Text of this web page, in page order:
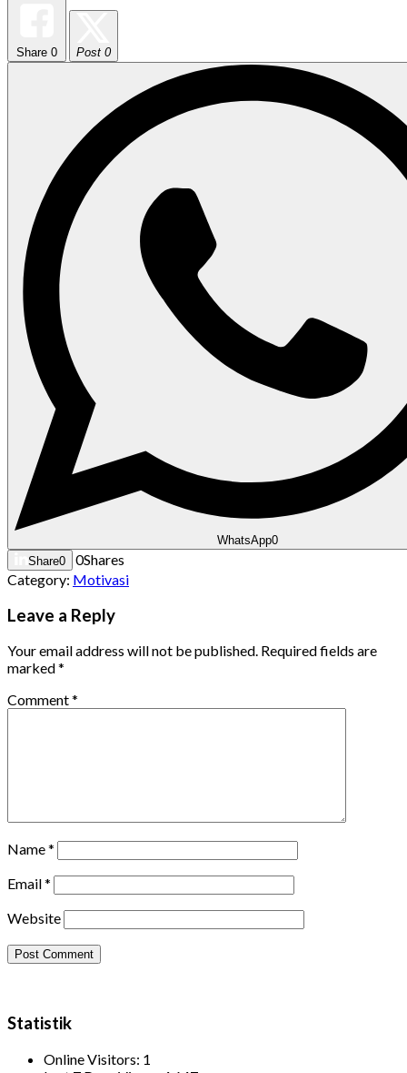
Share 0 Post 0
WhatsApp0
Share0 0Shares
Category: Motivasi
Leave a Reply
Your email address will not be published. Required fields are
marked*
Comment*
Name*
Email*
Website
Statistik
Online Visitors: 1